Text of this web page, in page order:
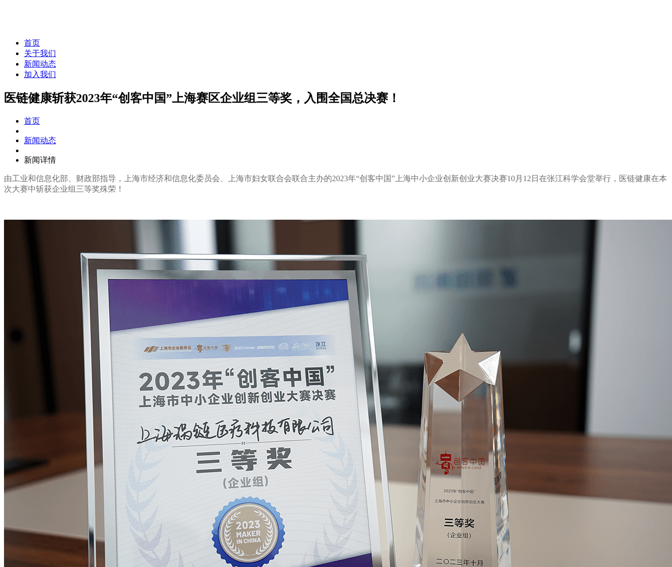
首页
关于我们
新闻动态
加入我们
医链健康斩获2023年“创客中国”上海赛区企业组三等奖，入围全国总决赛！
首页
新闻动态
新闻详情
由工业和信息化部、财政部指导，上海市经济和信息化委员会、上海市妇女联合会联合主办的2023年“创客中国”上海中小企业创新创业大赛决赛10月12日在张江科学会堂举行，医链健康在本
次大赛中斩获企业组三等奖殊荣！